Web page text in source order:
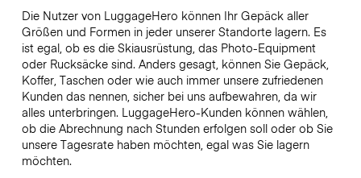
Die Nutzer von LuggageHero können Ihr Gepäck aller
Größen und Formen in jeder unserer Standorte lagern. Es
ist egal, ob es die Skiausrüstung, das Photo-Equipment
oder Rucksäcke sind. Anders gesagt, können Sie Gepäck,
Koffer, Taschen oder wie auch immer unsere zufriedenen
Kunden das nennen, sicher bei uns aufbewahren, da wir
alles unterbringen. LuggageHero-Kunden können wählen,
ob die Abrechnung nach Stunden erfolgen soll oder ob Sie
unsere Tagesrate haben möchten, egal was Sie lagern
möchten.